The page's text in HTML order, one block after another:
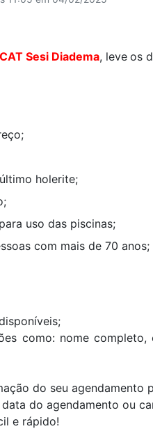
Sesi Diadema, leve os
holerite;
uso das piscinas;
com mais de 70 anos;
como: nome
do seu agendamento
do agendamento ou
e rápido!